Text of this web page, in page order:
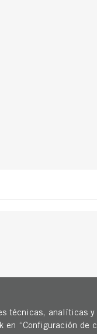
48), ejecutado en el
Europea-Next Generation
técnicas, analíticas
“Configuración